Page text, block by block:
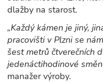
dlažby na starost.
„Každý kámen je jiný,
pracovišti v Plzni se
šest metrů čtverečních
jedenáctihodinové
manažer výroby.